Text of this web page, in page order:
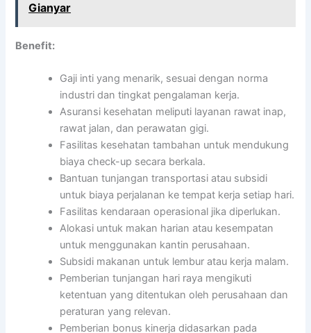
Gianyar
Benefit:
Gaji inti yang menarik, sesuai dengan norma
industri dan tingkat pengalaman kerja.
Asuransi kesehatan meliputi layanan rawat inap,
rawat jalan, dan perawatan gigi.
Fasilitas kesehatan tambahan untuk mendukung
biaya check-up secara berkala.
Bantuan tunjangan transportasi atau subsidi
untuk biaya perjalanan ke tempat kerja setiap hari.
Fasilitas kendaraan operasional jika diperlukan.
Alokasi untuk makan harian atau kesempatan
untuk menggunakan kantin perusahaan.
Subsidi makanan untuk lembur atau kerja malam.
Pemberian tunjangan hari raya mengikuti
ketentuan yang ditentukan oleh perusahaan dan
peraturan yang relevan.
Pemberian bonus kinerja didasarkan pada